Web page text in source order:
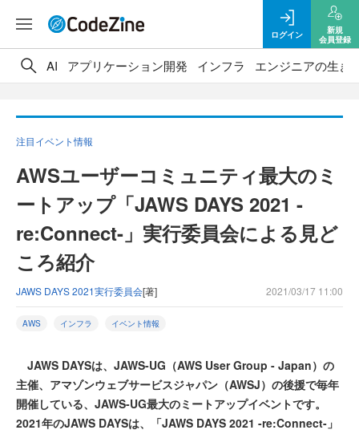
ログイン
新規
会員登録
AI アプリケーション開発 インフラ エンジニアの生き
注目イベント情報
AWSユーザーコミュニティ最大のミ
ートアップ「JAWS DAYS 2021 -
re:Connect-」実行委員会による見ど
ころ紹介
JAWS DAYS 2021実行委員会[著] 2021/03/17 11:00
AWS インフラ イベント情報
JAWS DAYSは、JAWS-UG（AWS User Group - Japan）の
主催、アマゾンウェブサービスジャパン（AWSJ）の後援で毎年
開催している、JAWS-UG最大のミートアップイベントです。
2021年のJAWS DAYSは、「JAWS DAYS 2021 -re:Connect-」